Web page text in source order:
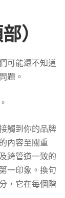
）
可能還不知道
題。
觸到你的品牌
內容至關重
跨管道一致的
一印象。換句
，它在每個階